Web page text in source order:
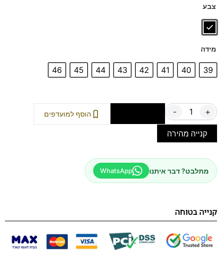
צבע
מידה
39
40
41
42
43
44
45
46
- + הוסף למועדפים
קנייה מהירה
מתלבט? דבר איתנו WhatsApp
קנייה בטוחה